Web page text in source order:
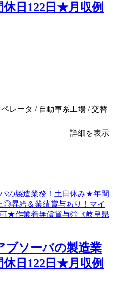
日122日★月収例
レータ / 自動車系工場 / 交替
詳細を表示
ブソーバの製造業
日122日★月収例